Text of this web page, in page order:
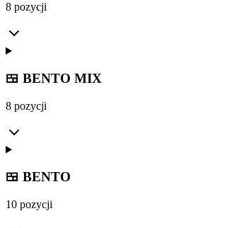
8 pozycji
🍱 BENTO MIX
8 pozycji
🍱 BENTO
10 pozycji